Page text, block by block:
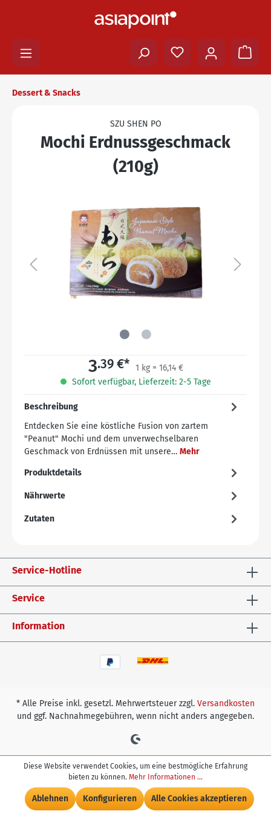
Dessert & Snacks
SZU SHEN PO
Mochi Erdnussgeschmack
(210g)
3.39 €*
1 kg = 16,14 €
Sofort verfügbar, Lieferzeit: 2-5 Tage
In den Warenkorb
Beschreibung
Entdecken Sie eine köstliche Fusion von zartem
"Peanut" Mochi und dem unverwechselbaren
Geschmack von Erdnüssen mit unsere… Mehr
Produktdetails
Nährwerte
Zutaten
Service-Hotline
Service
Information
* Alle Preise inkl. gesetzl. Mehrwertsteuer zzgl. Versandkosten
und ggf. Nachnahmegebühren, wenn nicht anders angegeben.
Diese Website verwendet Cookies, um eine bestmögliche Erfahrung
bieten zu können. Mehr Informationen ...
Ablehnen Konfigurieren Alle Cookies akzeptieren